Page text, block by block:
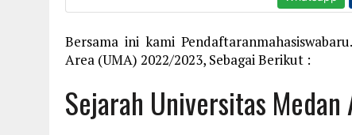
Bersama ini kami
Area (UMA) 2022/2023, Sebagai Berikut :
Sejarah Universitas Medan